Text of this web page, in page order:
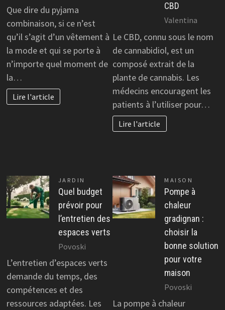
Que dire du pyjama
combinaison, si ce n’est
qu’il s’agit d’un vêtement à
la mode et qui se porte à
n’importe quel moment de
la…
Lire l'article
CBD
Valentina
Le CBD, connu sous le nom
de cannabidiol, est un
composé extrait de la
plante de cannabis. Les
médecins encouragent les
patients à l’utiliser pour…
Lire l'article
JARDIN
Quel budget
prévoir pour
l’entretien des
espaces verts
Povoski
L’entretien d’espaces verts
demande du temps, des
compétences et des
ressources adaptées. Les
MAISON
Pompe à
chaleur
gradignan :
choisir la
bonne solution
pour votre
maison
Povoski
La pompe à chaleur